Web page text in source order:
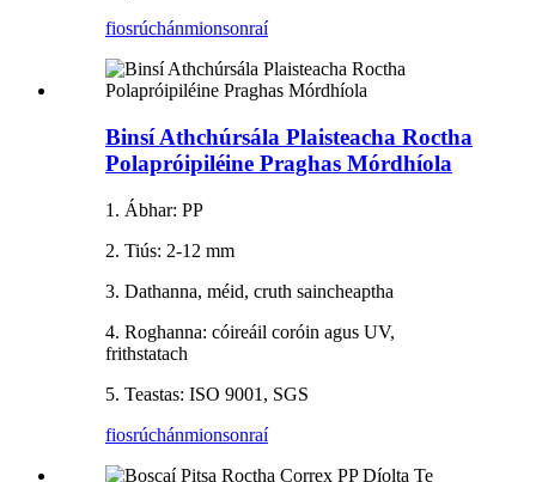
fiosrúchánmionsonraí
Binsí Athchúrsála Plaisteacha Roctha
Polapróipiléine Praghas Mórdhíola
1. Ábhar: PP
2. Tiús: 2-12 mm
3. Dathanna, méid, cruth saincheaptha
4. Roghanna: cóireáil coróin agus UV,
frithstatach
5. Teastas: ISO 9001, SGS
fiosrúchánmionsonraí